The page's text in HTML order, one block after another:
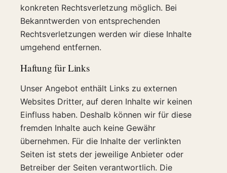
konkreten Rechtsverletzung möglich. Bei
Bekanntwerden von entsprechenden
Rechtsverletzungen werden wir diese Inhalte
umgehend entfernen.
Haftung für Links
Unser Angebot enthält Links zu externen
Websites Dritter, auf deren Inhalte wir keinen
Einfluss haben. Deshalb können wir für diese
fremden Inhalte auch keine Gewähr
übernehmen. Für die Inhalte der verlinkten
Seiten ist stets der jeweilige Anbieter oder
Betreiber der Seiten verantwortlich. Die